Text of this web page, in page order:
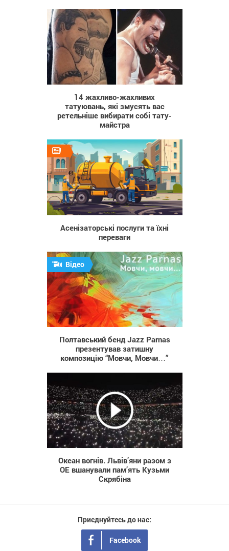
3 070
14 жахливо-жахливих
татуювань, які змусять вас
ретельніше вибирати собі тату-
майстра
65
Асенізаторські послуги та їхні
переваги
263
Відео
Полтавський бенд Jazz Parnas
презентував затишну
композицію “Мовчи, Мовчи…”
457
Океан вогнів. Львів’яни разом з
ОЕ вшанували пам’ять Кузьми
Скрябіна
Приєднуйтесь до нас:
Facebook